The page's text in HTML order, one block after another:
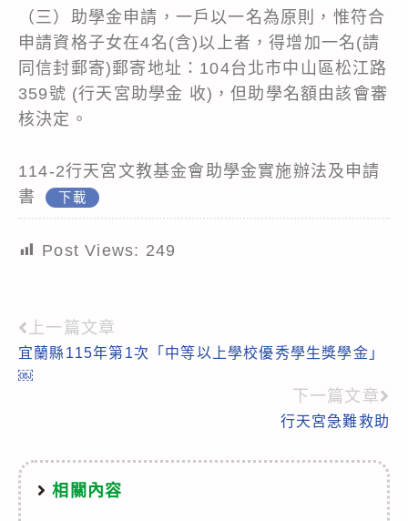
（三）助學金申請，一戶以一名為原則，惟符合
申請資格子女在4名(含)以上者，得增加一名(請
同信封郵寄)郵寄地址：104台北市中山區松江路
359號 (行天宮助學金 收)，但助學名額由該會審
核決定。
114-2行天宮文教基金會助學金實施辦法及申請
書
下載
Post Views: 249
Read
more
上一篇文章
宜蘭縣115年第1次「中等以上學校優秀學生獎學金」
￼
下一篇文章
行天宮急難救助
相關內容